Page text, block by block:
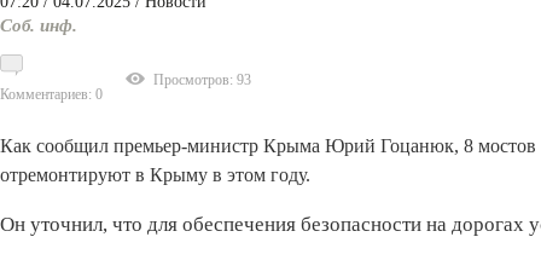
Соб. инф.
Комментариев: 0
Просмотров: 93
Как сообщил премьер-министр Крыма Юрий Гоцанюк, 8 мостов
отремонтируют в Крыму в этом году.
Он уточнил, что для обеспечения безопасности на